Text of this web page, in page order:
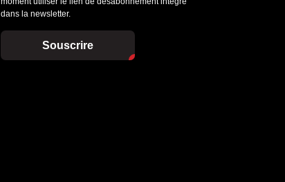
dans la newsletter.
Souscrire